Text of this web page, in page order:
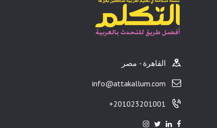
القاهرة - مصر
info@attakallum.com
201023201001+